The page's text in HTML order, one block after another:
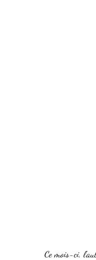
Ce mois-ci,